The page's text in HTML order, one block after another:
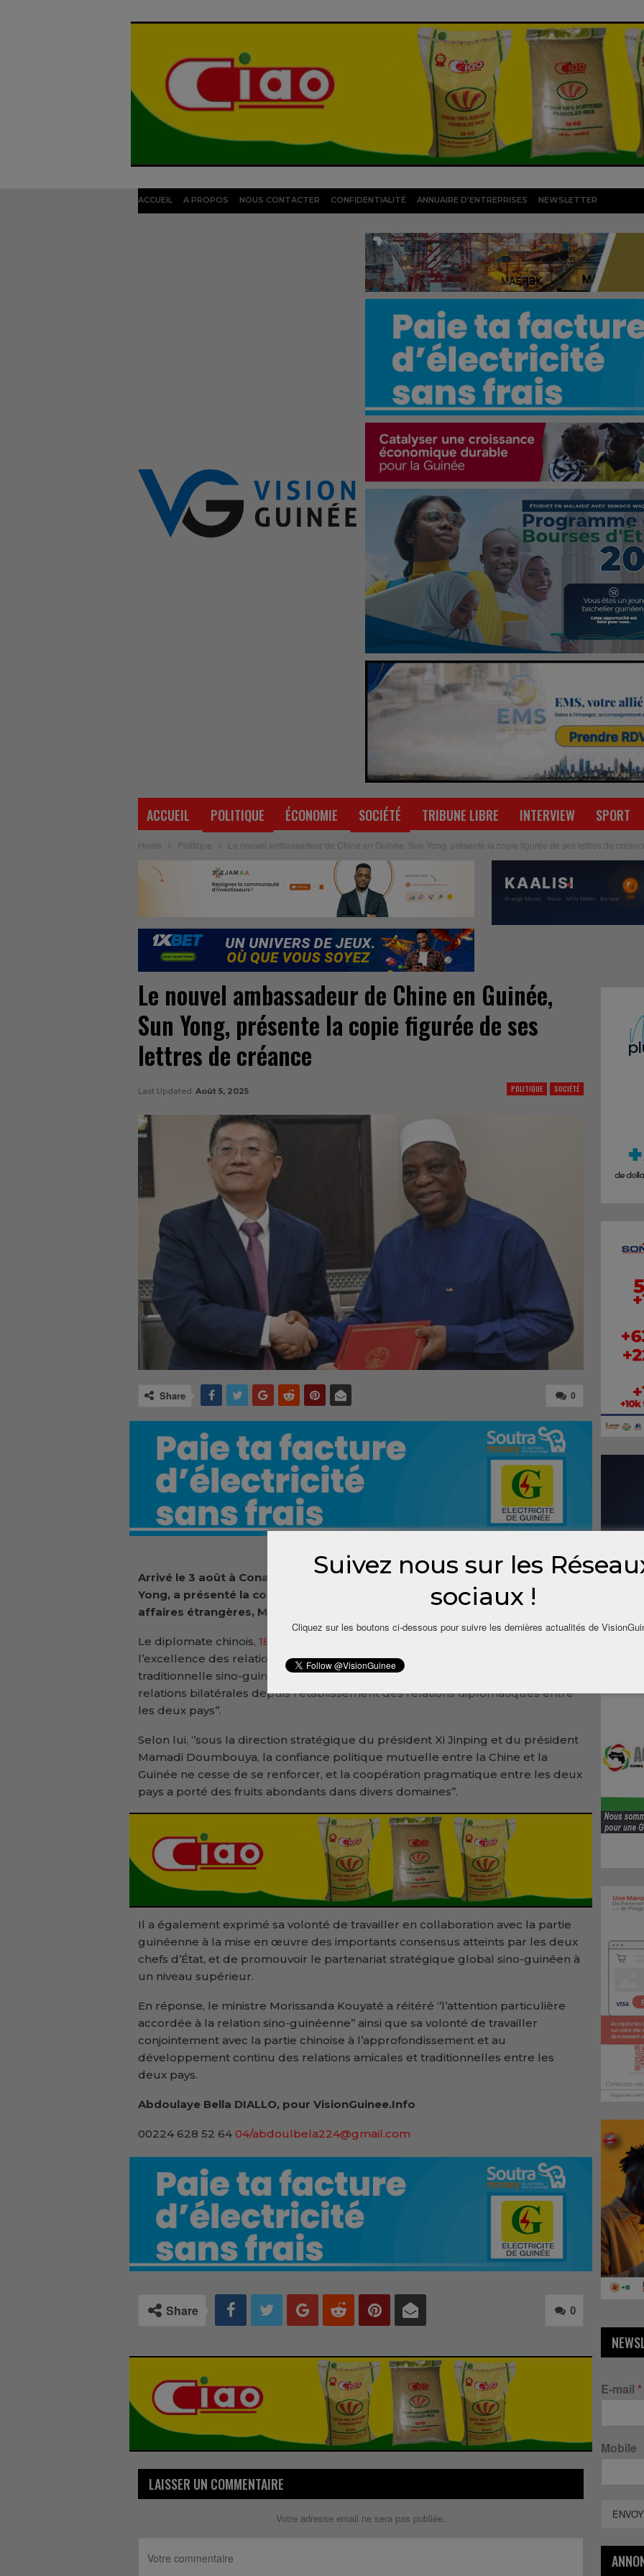
ACCUEIL A PROPOS NOUS CONTACTER CONFIDENTIALITÉ ANNUAIRE D’ENTREPRISES NEWSLETTER
ACCUEIL POLITIQUE ÉCONOMIE SOCIÉTÉ TRIBUNE LIBRE INTERVIEW SPORT
Home Politique Le nouvel ambassadeur de Chine en Guinée, Sun Yong, présente la copie figurée de ses lettres de
Le nouvel ambassadeur de Chine en Guinée,
Sun Yong, présente la copie figurée de ses
lettres de créance
POLITIQUE SOCIÉTÉ
Last Updated Août 5, 2025
0
Share
Arrivé le 3 août à Conakry, le nouvel ambassadeur de Chine en Guinée, Sun
Yong, a présenté la copie figurée de ses lettres de créance au ministre des
affaires étrangères, Morissanda Kouyaté, ce lundi 4 août.
Le diplomate chinois, 18e ambassadeur de Chine en Guinée
l’excellence des relations sino-guinéennes. Il s’est réjoui de ‘’l’amitié
traditionnelle sino-guinéenne et du développement sain et stable des
relations bilatérales depuis l’établissement des relations diplomatiques entre
les deux pays’’.
Selon lui, ‘’sous la direction stratégique du président Xi Jinping et du président
Mamadi Doumbouya, la confiance politique mutuelle entre la Chine et la
Guinée ne cesse de se renforcer, et la coopération pragmatique entre les deux
pays a porté des fruits abondants dans divers domaines’’.
Il a également exprimé sa volonté de travailler en collaboration avec la partie
guinéenne à la mise en œuvre des importants consensus atteints par les deux
chefs d’État, et de promouvoir le partenariat stratégique global sino-guinéen à
un niveau supérieur.
En réponse, le ministre Morissanda Kouyaté a réitéré ‘’l’attention particulière
accordée à la relation sino-guinéenne’’ ainsi que sa volonté de travailler
conjointement avec la partie chinoise à l’approfondissement et au
développement continu des relations amicales et traditionnelles entre les
deux pays.
Abdoulaye Bella DIALLO, pour VisionGuinee.Info
00224 628 52 64 04/abdoulbela224@gmail.com
0
Share
LAISSER UN COMMENTAIRE
Votre adresse email ne sera pas publiée.
E-mail *
Mobile
Suivez nous sur les
sociaux !
Cliquez sur les boutons ci-dessous pour suivre les dernières actualités de